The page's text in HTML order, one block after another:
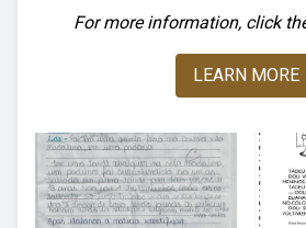
For more information, click
LEARN MORE